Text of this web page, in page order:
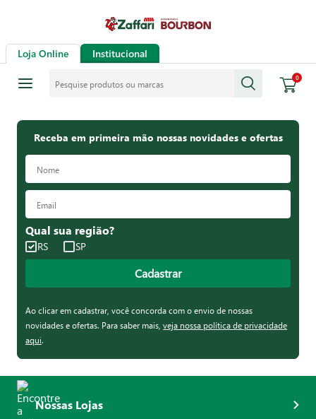
Loja Online Institucional
0
Receba em primeira mão nossas novidades e ofertas
Qual sua região?
RS SP
Cadastrar
Ao clicar em cadastrar, você concorda com o envio de nossas
novidades e ofertas. Para saber mais, veja nossa política de privacidade
aqui.
Nossas Lojas